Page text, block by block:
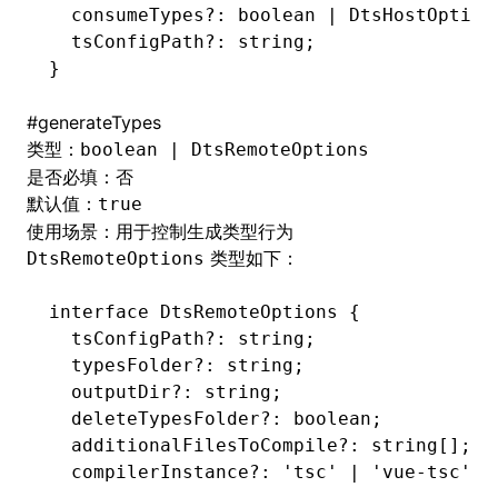
  consumeTypes
?: boolean |
  tsConfigPath
?: string ;
}
#generateTypes
类型： boolean | DtsRemoteOptions
是否必填：否
默认值： true
使用场景：用于控制生成类型行为
DtsRemoteOptions 类型如下：
interface DtsRemoteOptions
{
  tsConfigPath
?: string ;
  typesFolder
?: string ;
  outputDir
?: string ;
  deleteTypesFolder
?: boolean ;
  additionalFilesToCompile
?: string [];
  compilerInstance
?: 'tsc' | 'vue-tsc'